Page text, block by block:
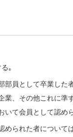
｡
部員として卒業した
業、その他これに準
いて会員として認め
められた者について